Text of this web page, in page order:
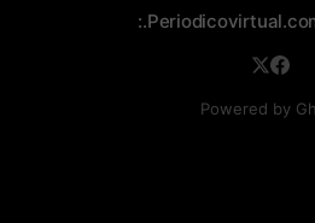
Powered by